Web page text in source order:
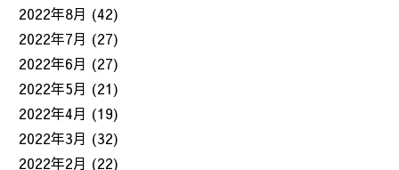
2022年8月 (42)
2022年7月 (27)
2022年6月 (27)
2022年5月 (21)
2022年4月 (19)
2022年3月 (32)
2022年2月 (22)